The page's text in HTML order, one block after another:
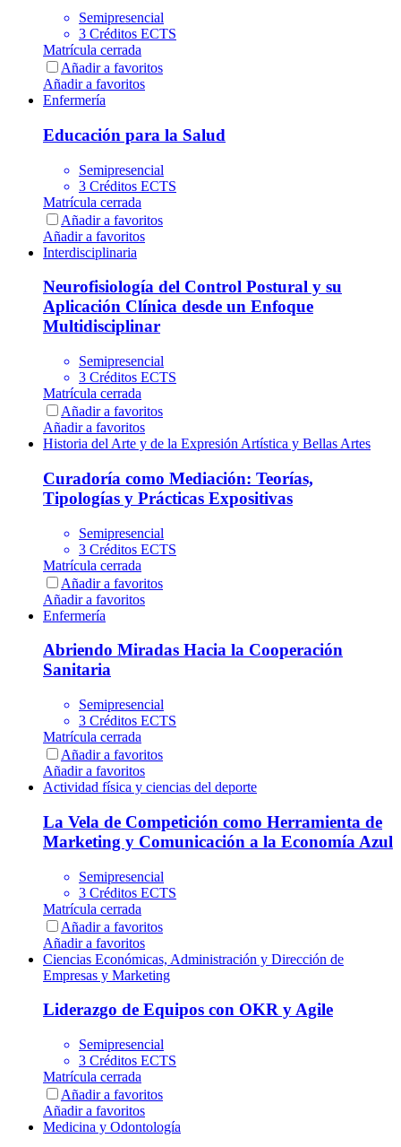
Semipresencial
3 Créditos ECTS
Matrícula cerrada
Añadir a favoritos
Añadir a favoritos
Enfermería
Educación para la Salud
Semipresencial
3 Créditos ECTS
Matrícula cerrada
Añadir a favoritos
Añadir a favoritos
Interdisciplinaria
Neurofisiología del Control Postural y su
Aplicación Clínica desde un Enfoque
Multidisciplinar
Semipresencial
3 Créditos ECTS
Matrícula cerrada
Añadir a favoritos
Añadir a favoritos
Historia del Arte y de la Expresión Artística y Bellas Artes
Curadoría como Mediación: Teorías,
Tipologías y Prácticas Expositivas
Semipresencial
3 Créditos ECTS
Matrícula cerrada
Añadir a favoritos
Añadir a favoritos
Enfermería
Abriendo Miradas Hacia la Cooperación
Sanitaria
Semipresencial
3 Créditos ECTS
Matrícula cerrada
Añadir a favoritos
Añadir a favoritos
Actividad física y ciencias del deporte
La Vela de Competición como Herramienta de
Marketing y Comunicación a la Economía Azul
Semipresencial
3 Créditos ECTS
Matrícula cerrada
Añadir a favoritos
Añadir a favoritos
Ciencias Económicas, Administración y Dirección de
Empresas y Marketing
Liderazgo de Equipos con OKR y Agile
Semipresencial
3 Créditos ECTS
Matrícula cerrada
Añadir a favoritos
Añadir a favoritos
Medicina y Odontología